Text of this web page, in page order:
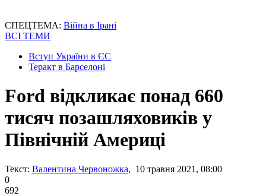
СПЕЦТЕМА: Війна в Ірані
ВСІ ТЕМИ
Вступ України в ЄС
Теракт в Барселоні
Ford відкликає понад 660
тисяч позашляховиків у
Північній Америці
Текст: Валентина Червоножка, 10 травня 2021, 08:00
0
692